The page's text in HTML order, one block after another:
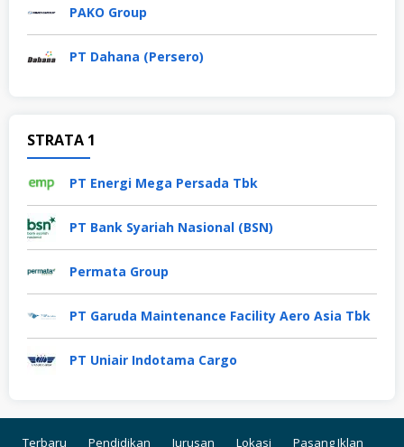
PAKO Group
PT Dahana (Persero)
STRATA 1
PT Energi Mega Persada Tbk
PT Bank Syariah Nasional (BSN)
Permata Group
PT Garuda Maintenance Facility Aero Asia Tbk
PT Uniair Indotama Cargo
Terbaru Pendidikan Jurusan Lokasi Pasang Iklan